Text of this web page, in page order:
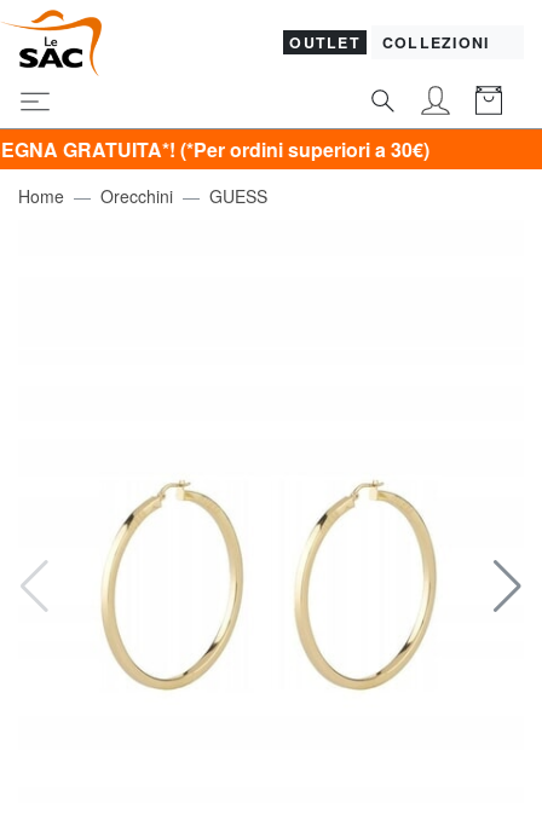
OUTLET COLLEZIONI
(*Per ordini superiori a 30€)
Home Orecchini GUESS